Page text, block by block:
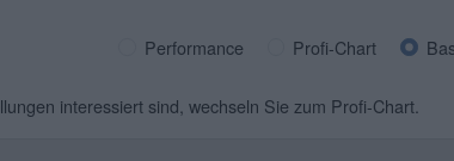
Performance Profi-Chart
interessiert sind, wechseln Sie zum Profi-Chart.